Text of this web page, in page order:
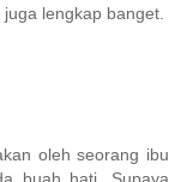
lengkap banget.
oleh seorang ibu
buah hati. Supaya